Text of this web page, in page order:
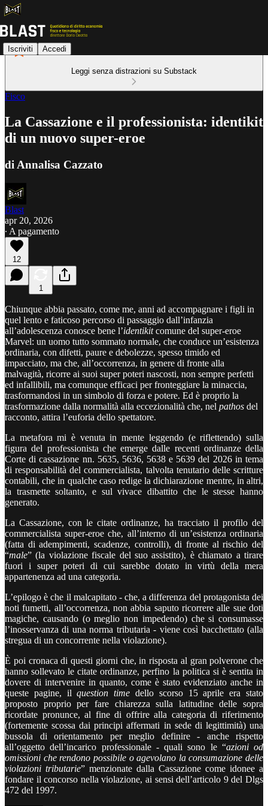
Iscriviti Accedi
Leggi senza distrazioni su Substack
Fisco
La Cassazione e il professionista: identikit
di un nuovo super-eroe
di Annalisa Cazzato
Blast
apr 20, 2026
∙ A pagamento
12
1
Chiunque abbia passato, come me, anni ad accompagnare i figli in
quel lento e faticoso percorso di passaggio dall’infanzia
all’adolescenza conosce bene l’identikitcomune del super-eroe
Marvel: un uomo tutto sommato normale, che conduce un’esistenza
ordinaria, con difetti, paure e debolezze, spesso timido ed
impacciato, ma che, all’occorrenza, in genere di fronte alla
malvagità, ricorre ai suoi super poteri nascosti, non sempre perfetti
ed infallibili, ma comunque efficaci per fronteggiare la minaccia,
trasformandosi in un simbolo di forza e potere. Ed è proprio la
trasformazione dalla normalità alla eccezionalità che, nel pathos del
racconto, attira l’euforia dello spettatore.
La metafora mi è venuta in mente leggendo (e riflettendo) sulla
figura del professionista che emerge dalle recenti ordinanze della
Corte di cassazione nn. 5635, 5636, 5638 e 5639 del 2026 in tema
di responsabilità del commercialista, talvolta tenutario delle scritture
contabili, che in qualche caso redige la dichiarazione mentre, in altri,
la trasmette soltanto, e sul vivace dibattito che le stesse hanno
generato.
La Cassazione, con le citate ordinanze, ha tracciato il profilo del
commercialista super-eroe che, all’interno di un’esistenza ordinaria
(fatta di adempimenti, scadenze, controlli), di fronte al rischio del
“male” (la violazione fiscale del suo assistito), è chiamato a tirare
fuori i super poteri di cui sarebbe dotato in virtù della mera
appartenenza ad una categoria.
L’epilogo è che il malcapitato - che, a differenza del protagonista dei
noti fumetti, all’occorrenza, non abbia saputo ricorrere alle sue doti
magiche, causando (o meglio non impedendo) che si consumasse
l’inosservanza di una norma tributaria - viene così bacchettato (alla
stregua di un concorrente nella violazione).
È poi cronaca di questi giorni che, in risposta al gran polverone che
hanno sollevato le citate ordinanze, perfino la politica si è sentita in
dovere di intervenire in quanto, come è stato evidenziato anche in
queste pagine, ilquestion time dello scorso 15 aprile era stato
proposto proprio per fare chiarezza sulla latitudine delle sopra
ricordate pronunce, al fine di offrire alla categoria di riferimento
(fortemente scossa dai principi affermati in sede di legittimità) una
bussola di orientamento per meglio definire - anche rispetto
all’oggetto dell’incarico professionale - quali sono le “azioni od
omissioni che rendono possibile o agevolano la consumazione delle
violazioni tributarie” menzionate dalla Cassazione come idonee a
fondare il concorso nella violazione, ai sensi dell’articolo 9 del Dlgs
472 del 1997.